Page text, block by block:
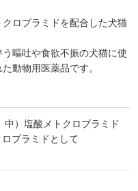
ロプラミドを配合した犬猫
嘔吐や食欲不振の犬猫に使
動物用医薬品です。
中）塩酸メトクロプラミド
プラミドとして